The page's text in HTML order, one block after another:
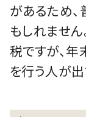
があるため
もしれませ
税ですが、
を行う人が出